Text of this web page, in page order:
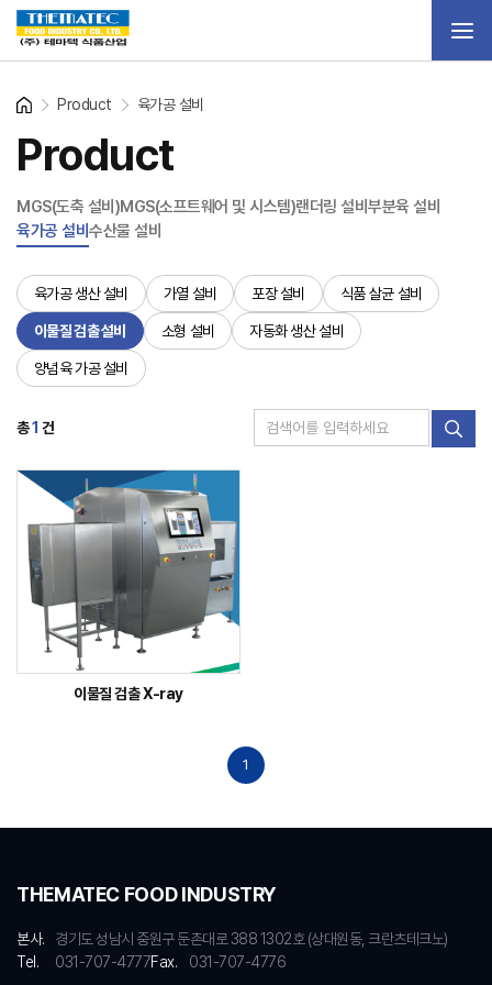
Product 육가공 설비
Product
MGS(도축 설비)MGS(소프트웨어 및 시스템)랜더링 설비 부분육 설비
육가공 설비 수산물 설비
육가공 생산 설비 가열 설비 포장 설비 식품 살균 설비
이물질 검출 설비 소형 설비 자동화 생산 설비
양념육 가공 설비
총1 건
이물질 검출 X-ray
1
THEMATEC FOOD INDUSTRY
본사.
경기도 성남시 중원구 둔촌대로 388 1302호 (상대원동, 크란츠테크노)
Tel.
031-707-4777Fax. 031-707-4776